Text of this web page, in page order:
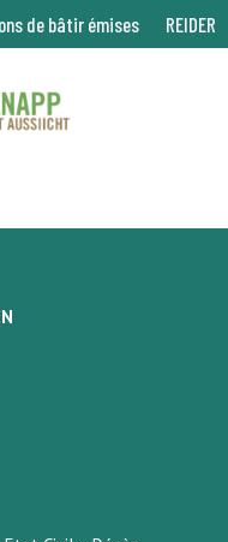
de bâtir émises REIDER